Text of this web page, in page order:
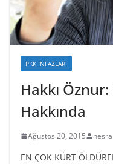
PKK İNFAZLARI
Hakkı
Hakkında
Ağustos 20, 2015 nesra
EN ÇOK KÜRT